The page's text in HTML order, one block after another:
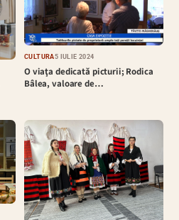
CULTURĂ5 IULIE 2024
O viaţa dedicată picturii; Rodica
Bâlea, valoare de…